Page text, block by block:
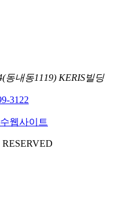
동내동1119) KERIS빌딩
3122